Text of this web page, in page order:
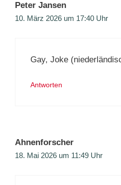
Peter Jansen
10. März 2026 um 17:40 Uhr
Gay, Joke
Antworten
Ahnenforscher
18. Mai 2026 um 11:49 Uhr